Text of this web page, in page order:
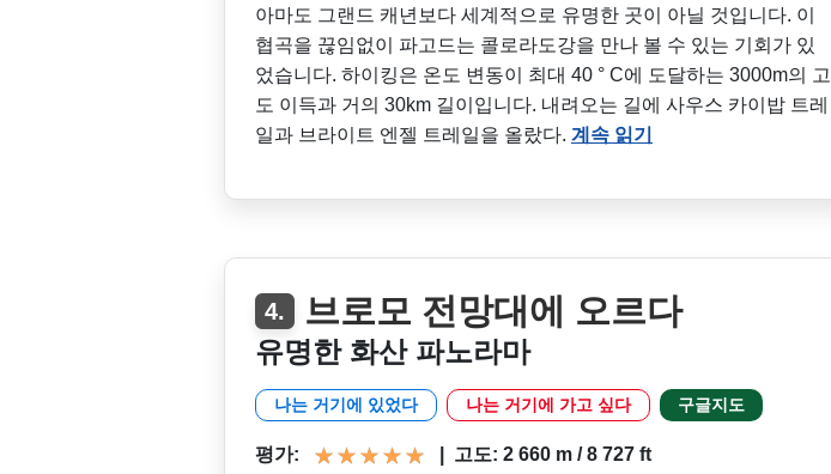
아마도 그랜드 캐년보다 세계적으로 유명한 곳이 아닐 것입니다. 이
협곡을 끊임없이 파고드는 콜로라도강을 만나 볼 수 있는 기회가 있
었습니다. 하이킹은 온도 변동이 최대 40 ° C에 도달하는 3000m의 고
도 이득과 거의 30km 길이입니다. 내려오는 길에 사우스 카이밥 트레
일과 브라이트 엔젤 트레일을 올랐다. 계속 읽기
4. 브로모 전망대에 오르다
유명한 화산 파노라마
나는 거기에 있었다 나는 거기에 가고 싶다 구글지도
평가: 고도: 2 660 m / 8 727 ft